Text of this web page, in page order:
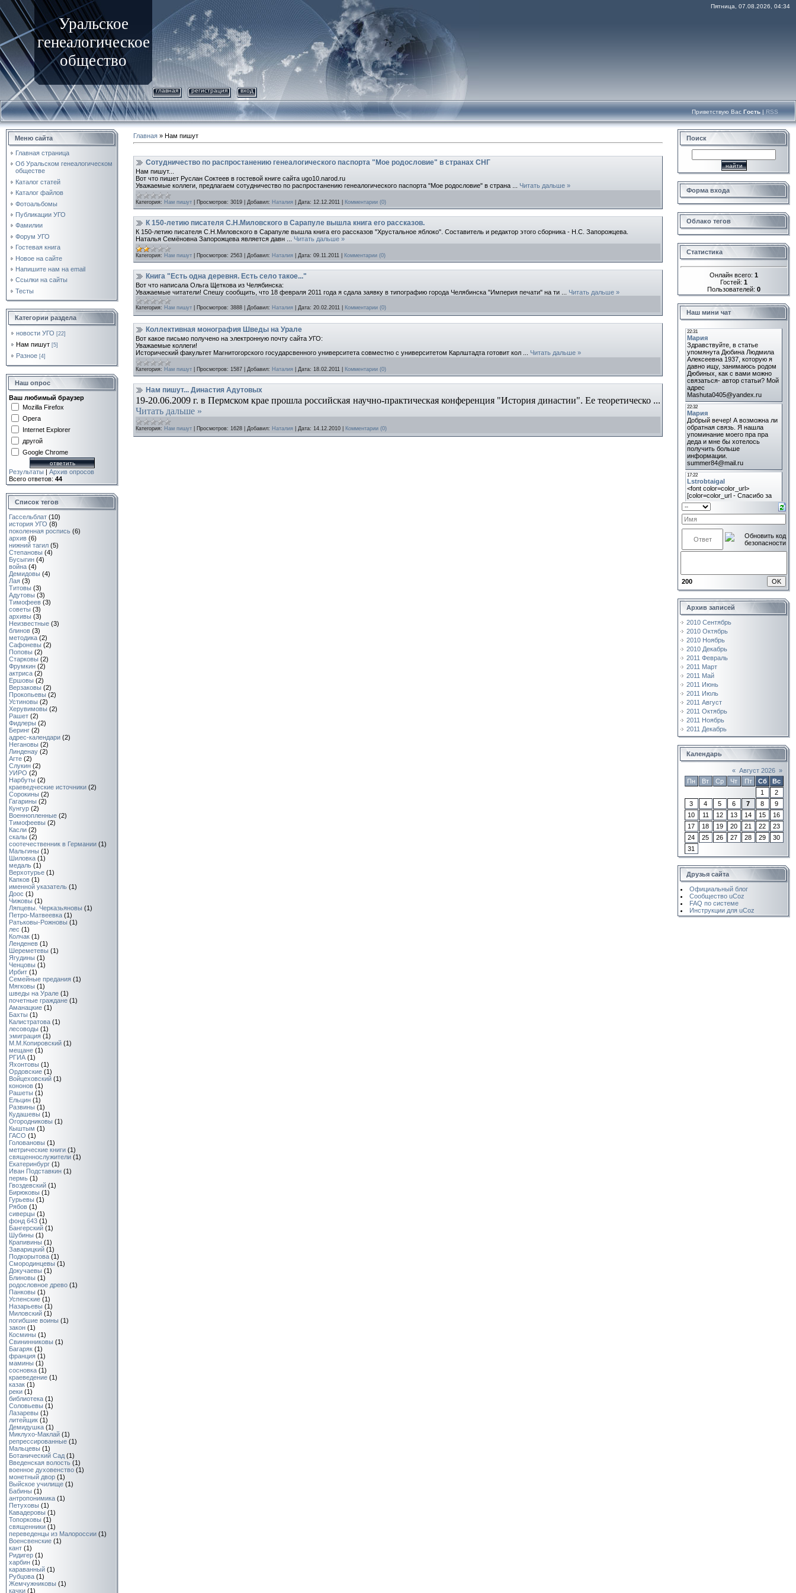
Уральское
генеалогическое
общество
Пятница, 07.08.2026, 04:34
главная регистрация вход
Приветствую Вас Гость | RSS
Меню сайта
Главная страница
Об Уральском генеалогическом
обществе
Каталог статей
Каталог файлов
Фотоальбомы
Публикации УГО
Фамилии
Форум УГО
Гостевая книга
Новое на сайте
Напишите нам на email
Ссылки на сайты
Тесты
Категории раздела
новости УГО [22]
Нам пишут [5]
Разное [4]
Наш опрос
Ваш любимый браузер
Mozilla Firefox
Opera
Internet Explorer
другой
Google Chrome
Результаты | Архив опросов
Всего ответов: 44
Список тегов
Гассельблат (10)
история УГО (8)
поколенная роспись (6)
архив (6)
нижний тагил (5)
Степановы (4)
Бусыгин (4)
война (4)
Демидовы (4)
Лая (3)
Титовы (3)
Адутовы (3)
Тимофеев (3)
советы (3)
архивы (3)
Неизвестные (3)
блинов (3)
методика (2)
Сафоневы (2)
Поповы (2)
Старковы (2)
Фрумкин (2)
актриса (2)
Ершовы (2)
Верзаковы (2)
Прокопьевы (2)
Устиновы (2)
Херувимовы (2)
Рашет (2)
Фидлеры (2)
Беринг (2)
адрес-календари (2)
Негановы (2)
Линденау (2)
Агте (2)
Слукин (2)
УИРО (2)
Нарбуты (2)
краеведческие источники (2)
Сорокины (2)
Гагарины (2)
Кунгур (2)
Военнопленные (2)
Тимофеевы (2)
Касли (2)
скалы (2)
соотечественник в Германии (1)
Мальгины (1)
Шиловка (1)
медаль (1)
Верхотурье (1)
Капков (1)
именной указатель (1)
Доос (1)
Чижовы (1)
Ляпцевы. Черказьяновы (1)
Петро-Матвеевка (1)
Ратьковы-Рожновы (1)
лес (1)
Колчак (1)
Ленденев (1)
Шереметевы (1)
Ягудины (1)
Ченцовы (1)
Ирбит (1)
Семейные предания (1)
Мягковы (1)
шведы на Урале (1)
почетные граждане (1)
Аманацкие (1)
Бахты (1)
Калистратова (1)
лесоводы (1)
эмиграция (1)
М.М.Копировский (1)
мещане (1)
РГИА (1)
Яхонтовы (1)
Ордовские (1)
Войцеховский (1)
кононов (1)
Рашеты (1)
Ельцин (1)
Развины (1)
Кудашевы (1)
Огородниковы (1)
Кыштым (1)
ГАСО (1)
Головановы (1)
метрические книги (1)
священнослужители (1)
Екатеринбург (1)
Иван Подставкин (1)
пермь (1)
Гвоздевский (1)
Бирюковы (1)
Гурьевы (1)
Рябов (1)
сиверцы (1)
фонд 643 (1)
Бангерский (1)
Шубины (1)
Крапивины (1)
Заварицкий (1)
Подкорытова (1)
Смородинцевы (1)
Докучаевы (1)
Блиновы (1)
родословное древо (1)
Панковы (1)
Успенские (1)
Назарьевы (1)
Миловский (1)
погибшие воины (1)
закон (1)
Космины (1)
Свининниковы (1)
Багаряк (1)
франция (1)
мамины (1)
сосновка (1)
краеведение (1)
казак (1)
реки (1)
библиотека (1)
Соловьевы (1)
Лазаревы (1)
литейщик (1)
Демидушка (1)
Миклухо-Маклай (1)
репрессированные (1)
Мальцевы (1)
Ботанический Сад (1)
Введенская волость (1)
военное духовенство (1)
монетный двор (1)
Выйское училище (1)
Бабины (1)
антропонимика (1)
Петуховы (1)
Кавадеровы (1)
Топорковы (1)
священники (1)
переведенцы из Малороссии (1)
Военсвенские (1)
кант (1)
Ридигер (1)
харбин (1)
караванный (1)
Рубцова (1)
Жемчужниковы (1)
качки (1)
Главная » Нам пишут
Сотудничество по распростанению генеалогического паспорта "Мое родословие" в странах СНГ
Нам пишут...
Вот что пишет Руслан Соктеев в гостевой книге сайта ugo10.narod.ru
Уважаемые коллеги, предлагаем сотудничество по распростанению генеалогического паспорта "Мое родословие" в страна
Читать дальше »
Категория: Нам пишут Просмотров: 3019 Добавил: Наталия Дата: 12.12.2011 Комментарии (0)
К 150-летию писателя С.Н.Миловского в Сарапуле вышла книга его рассказов.
К 150-летию писателя С.Н.Миловского в Сарапуле вышла книга его рассказов "Хрустальное яблоко". Составитель и редактор этого сборника - Н.С. Запорожцева.
Наталья Семёновна Запорожцева является давн
Читать дальше »
Категория: Нам пишут Просмотров: 2563 Добавил: Наталия Дата: 09.11.2011 Комментарии (0)
Книга "Есть одна деревня. Есть село такое..."
Вот что написала Ольга Щеткова из Челябинска:
Уважаемые читатели! Спешу сообщить, что 18 февраля 2011 года я сдала заявку в типографию города Челябинска "Империя печати" на ти
Читать дальше »
Категория: Нам пишут Просмотров: 3888 Добавил: Наталия Дата: 20.02.2011 Комментарии (0)
Коллективная монография Шведы на Урале
Вот какое письмо получено на электронную почту сайта УГО:
Уважаемые коллеги!
Исторический факультет Магнитогорского государсвенного университета совместно с университетом Карлштадта готовит кол
Читать дальше »
Категория: Нам пишут Просмотров: 1587 Добавил: Наталия Дата: 18.02.2011 Комментарии (0)
Нам пишут... Династия Адутовых
19-20.06.2009 г. в Пермском крае прошла российская научно-практическая конференция "История династии". Ее теоретическо ...
Читать дальше »
Категория: Нам пишут Просмотров: 1628 Добавил: Наталия Дата: 14.12.2010 Комментарии (0)
Поиск
Форма входа
Облако тегов
Статистика
Онлайн всего: 1
Гостей: 1
Пользователей: 0
Наш мини чат
200
Архив записей
2010 Сентябрь
2010 Октябрь
2010 Ноябрь
2010 Декабрь
2011 Февраль
2011 Март
2011 Май
2011 Июнь
2011 Июль
2011 Август
2011 Октябрь
2011 Ноябрь
2011 Декабрь
Календарь
« Август 2026 »
Пн
Вт Ср Чт Пт Сб
Вс
1
2
3
4 5 6 7 8
9
10
11 12 13 14 15
16
17
18 19 20 21 22
23
24
25 26 27 28 29
30
31
Друзья сайта
Официальный блог
Сообщество uCoz
FAQ по системе
Инструкции для uCoz